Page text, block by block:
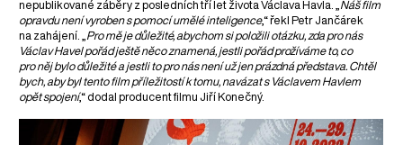
nepublikované záběry z posledních tří let života Václava Havla. „ Náš film
opravdu není vyroben s pomocí umělé inteligence,“ řekl Petr Jančárek
na zahájení. „ Pro mě je důležité, abychom si položili otázku, zda pro nás
Václav Havel pořád ještě něco znamená, jestli pořád prožíváme to, co
pro něj bylo důležité a jestli to pro nás není už jen prázdná představa. Chtěl
bych, aby byl tento film příležitostí k tomu, navázat s Václavem Havlem
opět spojení,“ dodal producent filmu Jiří Konečný.